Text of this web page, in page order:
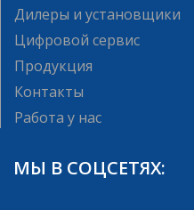
Дилеры и установщики
Цифровой сервис
Продукция
Контакты
Работа у нас
МЫ В СОЦСЕТЯХ: